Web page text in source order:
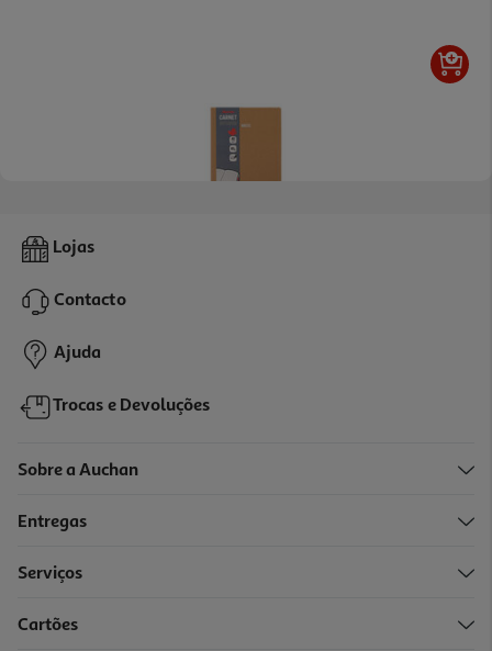
Caderno A4 Agrafado Auchan Capa Kraft
1,99 €
Lojas
Contacto
Ajuda
Trocas e Devoluções
Sobre a Auchan
Entregas
Serviços
Cartões